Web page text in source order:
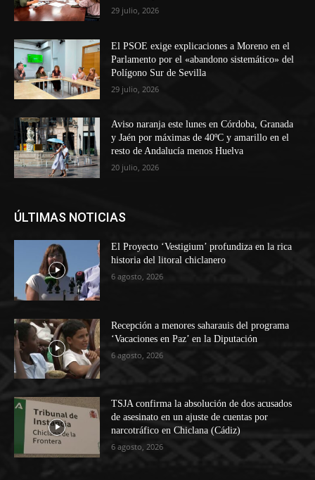
29 julio, 2026
El PSOE exige explicaciones a Moreno en el
Parlamento por el «abandono sistemático» del
Polígono Sur de Sevilla
29 julio, 2026
Aviso naranja este lunes en Córdoba, Granada
y Jaén por máximas de 40ºC y amarillo en el
resto de Andalucía menos Huelva
20 julio, 2026
ÚLTIMAS NOTICIAS
El Proyecto ‘Vestigium’ profundiza en la rica
historia del litoral chiclanero
6 agosto, 2026
Recepción a menores saharauis del programa
‘Vacaciones en Paz’ en la Diputación
6 agosto, 2026
TSJA confirma la absolución de dos acusados
de asesinato en un ajuste de cuentas por
narcotráfico en Chiclana (Cádiz)
6 agosto, 2026